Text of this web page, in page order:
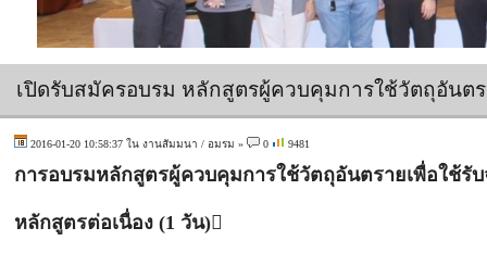
เปิดรับสมัครอบรม หลักสูตรผู้ควบคุมการใช้วัตถุอันตร
2016-01-20 10:58:37 ใน งานสัมมนา / อมรม » 0 9481
การอบรมหลักสูตรผู้ควบคุมการใช้วัตถุอันตรายเพื่อใช้รั
หลักสูตรต่อเนื่อง (1 วัน)